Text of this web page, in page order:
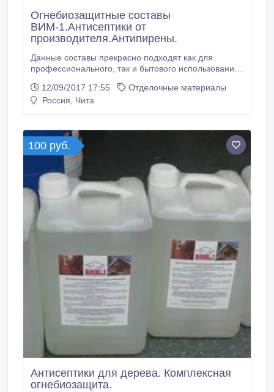
Огнебиозащитные составы
ВИМ-1.Антисептики от
производителя.Антипирены.
Данные составы прекрасно подходят как для
профессионального, так и бытового использования.
предназначен для огнебиозащитной обработки
древесины и изделий на её основе способом
плесени, почернения и насекомых-вредителей.
12/09/2017 17:55
Отделочные материалы
Россия, Чита
100 руб.
Антисептики для дерева. Комплексная
огнебиозащита.